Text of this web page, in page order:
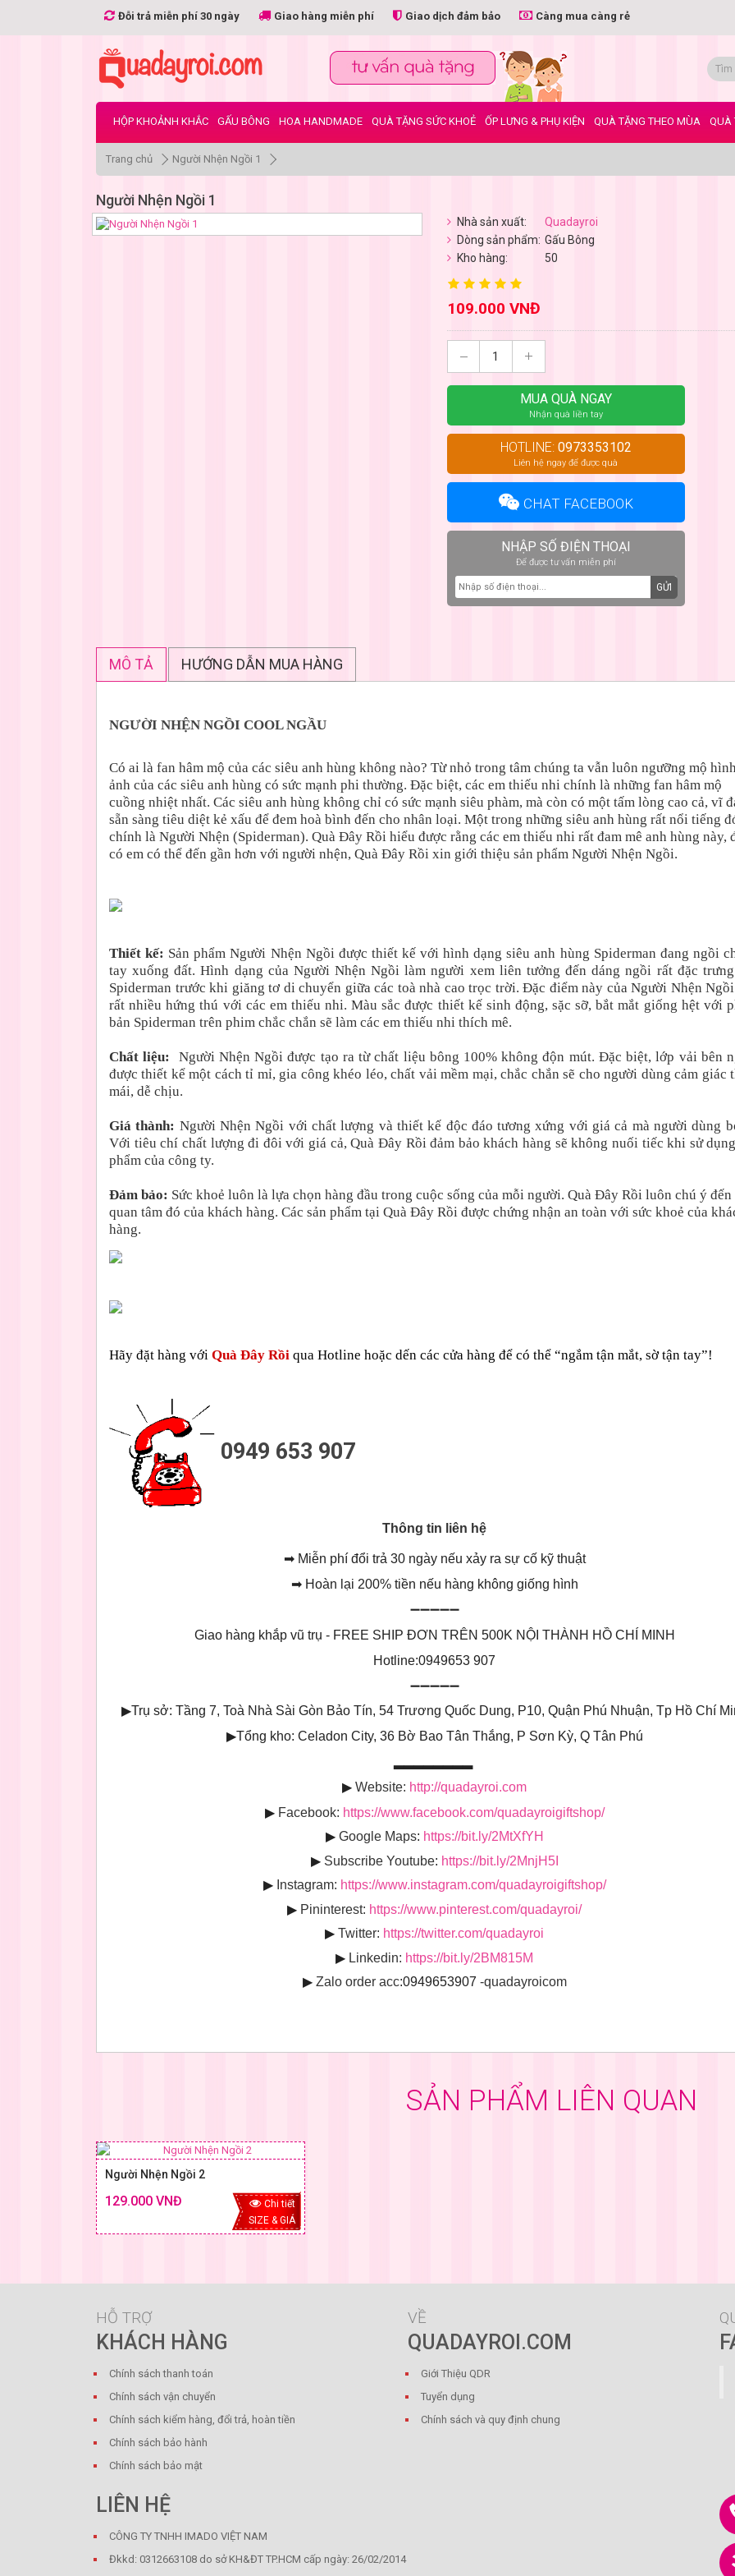
Đỗi trả miễn phí 30 ngày Giao hàng miễn phí Giao dịch đảm bảo Càng mua càng rẻ
HỘP KHOẢNH KHẮC GẤU BÔNG HOA HANDMADE QUÀ TẶNG SỨC KHOẺ ỐP LƯNG & PHỤ KIỆN QUÀ TẶNG THEO MÙA QUÀ
Trang chủ Người Nhện Ngồi 1
Người Nhện Ngồi 1
Nhà sản xuất:
Quadayroi
Dòng sản phẩm: Gấu Bông
Kho hàng:
50
109.000 VNĐ
MUA QUÀ NGAY
Nhận quà liền tay
HOTLINE: 0973353102
Liên hệ ngay để được quà
CHAT FACEBOOK
NHẬP SỐ ĐIỆN THOẠI
Để được tư vấn miễn phí
GỬI
MÔ TẢ HƯỚNG DẪN MUA HÀNG
NGƯỜI NHỆN NGỒI COOL NGẦU
Có ai là fan hâm mộ của các siêu anh hùng không nào? Từ nhỏ trong tâm chúng ta vẫn luôn ngưỡng mộ
ảnh của các siêu anh hùng có sức mạnh phi thường. Đặc biệt, các em thiếu nhi chính là những fan hâm mộ
cuồng nhiệt nhất. Các siêu anh hùng không chỉ có sức mạnh siêu phàm, mà còn có một tấm lòng cao cả, vĩ
sẵn sàng tiêu diệt kẻ xấu để đem hoà bình đến cho nhân loại. Một trong những siêu anh hùng rất nổi tiếng
chính là Người Nhện (Spiderman). Quà Đây Rồi hiểu được rằng các em thiếu nhi rất đam mê anh hùng này,
có em có thể đến gần hơn với người nhện, Quà Đây Rồi xin giới thiệu sản phẩm Người Nhện Ngồi.
Thiết kế: Sản phẩm Người Nhện Ngồi được thiết kế với hình dạng siêu anh hùng Spiderman đang ngồi
tay xuống đất. Hình dạng của Người Nhện Ngồi làm người xem liên tưởng đến dáng ngồi rất đặc
Spiderman trước khi giăng tơ di chuyển giữa các toà nhà cao trọc trời. Đặc điểm này của Người Nhện
rất nhiều hứng thú với các em thiếu nhi. Màu sắc được thiết kế sinh động, sặc sỡ, bắt mắt giống hệt với
bản Spiderman trên phim chắc chắn sẽ làm các em thiếu nhi thích mê.
Chất liệu:
Người Nhện Ngồi được tạo ra từ chất liệu bông 100% không độn mút. Đặc biệt, lớp vải bên
được thiết kể một cách tỉ mỉ, gia công khéo léo, chất vải mềm mại, chắc chắn sẽ cho người dùng cảm giác
mái, dễ chịu.
Giá thành: Người Nhện Ngồi với chất lượng và thiết kế độc đáo tương xứng với giá cả mà người dùng
Với tiêu chí chất lượng đi đôi với giá cả, Quà Đây Rồi đảm bảo khách hàng sẽ không nuối tiếc khi sử
phẩm của công ty.
Đảm bảo: Sức khoẻ luôn là lựa chọn hàng đầu trong cuộc sống của mỗi người. Quà Đây Rồi luôn chú ý đến
quan tâm đó của khách hàng. Các sản phẩm tại Quà Đây Rồi được chứng nhận an toàn với sức khoẻ của
hàng.
Hãy đặt hàng với Quà Đây Rồi qua Hotline hoặc dến các cửa hàng để có thể “ngắm tận mắt, sờ tận tay”!
0949 653 907
Thông tin liên hệ
➡Miễn phí đổi trả 30 ngày nếu xảy ra sự cố kỹ thuật
➡Hoàn lại 200% tiền nếu hàng không giống hình
➖➖➖➖➖
Giao hàng khắp vũ trụ - FREE SHIP ĐƠN TRÊN 500K NỘI THÀNH HỒ CHÍ MINH
Hotline:0949653 907
➖➖➖➖➖
▶Trụ sở: Tầng 7, Toà Nhà Sài Gòn Bảo Tín, 54 Trương Quốc Dung, P10, Quận Phú Nhuận, Tp Hồ Chí
▶Tổng kho: Celadon City, 36 Bờ Bao Tân Thắng, P Sơn Kỳ, Q Tân Phú
▶ Website: http://quadayroi.com
▶ Facebook: https://www.facebook.com/quadayroigiftshop/
▶ Google Maps: https://bit.ly/2MtXfYH
▶ Subscribe Youtube: https://bit.ly/2MnjH5I
▶ Instagram: https://www.instagram.com/quadayroigiftshop/
▶ Pininterest: https://www.pinterest.com/quadayroi/
▶ Twitter: https://twitter.com/quadayroi
▶ Linkedin: https://bit.ly/2BM815M
▶ Zalo order acc:0949653907 -quadayroicom
SẢN PHẨM LIÊN QUAN
Người Nhện Ngồi 2
129.000 VNĐ
Chi tiết
SIZE & GIÁ
HỖ TRỢ
KHÁCH HÀNG
Chính sách thanh toán
Chính sách vận chuyển
Chính sách kiểm hàng, đổi trả, hoàn tiền
Chính sách bảo hành
Chính sách bảo mật
VỀ
QUADAYROI.COM
Giới Thiệu QDR
Tuyển dụng
Chính sách và quy định chung
LIÊN HỆ
CÔNG TY TNHH IMADO VIỆT NAM
Đkkd: 0312663108 do sở KH&ĐT TP.HCM cấp ngày: 26/02/2014